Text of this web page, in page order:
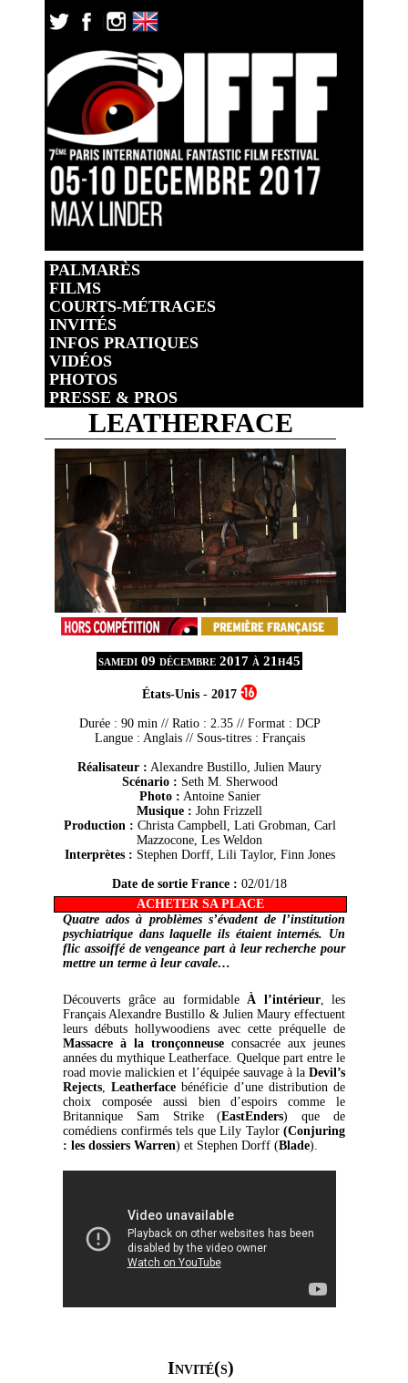
PALMARÈS
FILMS
COURTS-MÉTRAGES
INVITÉS
INFOS PRATIQUES
VIDÉOS
PHOTOS
PRESSE & PROS
LEATHERFACE
samedi 09 décembre 2017 à 21h45
États-Unis - 2017
Durée : 90 min // Ratio : 2.35 // Format : DCP
Langue : Anglais // Sous-titres : Français
Réalisateur : Alexandre Bustillo, Julien Maury
Scénario : Seth M. Sherwood
Photo : Antoine Sanier
Musique : John Frizzell
Production : Christa Campbell, Lati Grobman, Carl
Mazzocone, Les Weldon
Interprètes : Stephen Dorff, Lili Taylor, Finn Jones
Date de sortie France : 02/01/18
ACHETER SA PLACE
Quatre ados à problèmes s’évadent de l’institution
psychiatrique dans laquelle ils étaient internés. Un
flic assoiffé de vengeance part à leur recherche pour
mettre un terme à leur cavale…
Découverts grâce au formidable À l’intérieur, les
Français Alexandre Bustillo & Julien Maury effectuent
leurs débuts hollywoodiens avec cette préquelle de
Massacre à la tronçonneuse consacrée aux jeunes
années du mythique Leatherface. Quelque part entre le
road movie malickien et l’équipée sauvage à la Devil’s
Rejects,Leatherface bénéficie d’une distribution de
choix composée aussi bien d’espoirs comme le
Britannique Sam Strike (EastEnders) que de
comédiens confirmés tels que Lily Taylor (Conjuring
: les dossiers Warren) et Stephen Dorff (Blade).
Invité(s)